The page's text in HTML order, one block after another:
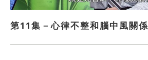
第11集－心律不整和腦中風關係